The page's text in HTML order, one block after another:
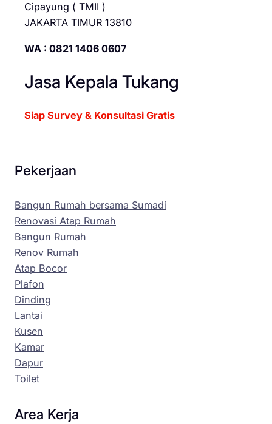
Cipayung ( TMII )
JAKARTA TIMUR 13810
WA : 0821 1406 0607
Jasa Kepala Tukang
Siap Survey & Konsultasi Gratis
Pekerjaan
Bangun Rumah bersama Sumadi
Renovasi Atap Rumah
Bangun Rumah
Renov Rumah
Atap Bocor
Plafon
Dinding
Lantai
Kusen
Kamar
Dapur
Toilet
Area Kerja